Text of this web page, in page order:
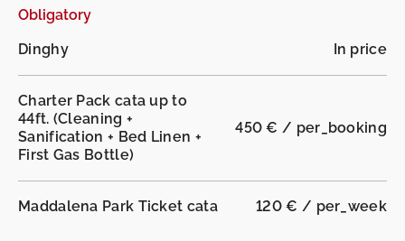
Obligatory
Dinghy
In price
Charter Pack cata up to
44ft. (Cleaning +
Sanification + Bed Linen +
First Gas Bottle)
450 € / per_booking
Maddalena Park Ticket cata 120 € / per_week